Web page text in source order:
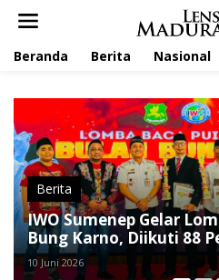
Beranda Berita Nasional
Berita
IWO Sumenep
Puisi dan Pidato
Peserta
9 Juni 2026